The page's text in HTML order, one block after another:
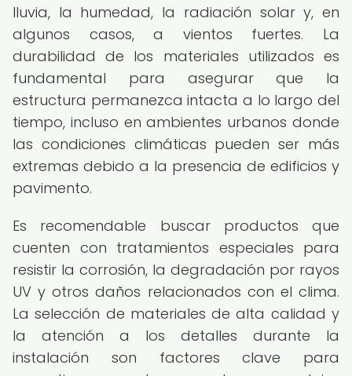
lluvia, la humedad, la radiación solar y, en
algunos casos, a vientos fuertes. La
durabilidad de los materiales utilizados es
fundamental para asegurar que la
estructura permanezca intacta a lo largo del
tiempo, incluso en ambientes urbanos donde
las condiciones climáticas pueden ser más
extremas debido a la presencia de edificios y
pavimento.
Es recomendable buscar productos que
cuenten con tratamientos especiales para
resistir la corrosión, la degradación por rayos
UV y otros daños relacionados con el clima.
La selección de materiales de alta calidad y
la atención a los detalles durante la
instalación son factores clave para